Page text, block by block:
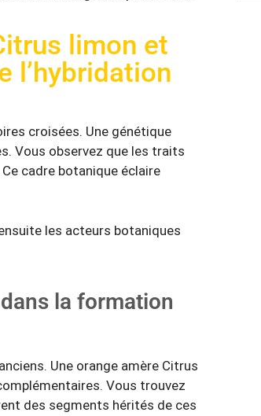
limon et
l’hybridation
croisées. Une génétique
Vous observez que les traits
cadre botanique éclaire
les acteurs botaniques
la formation
Une orange amère Citrus
Vous trouvez
des segments hérités de ces